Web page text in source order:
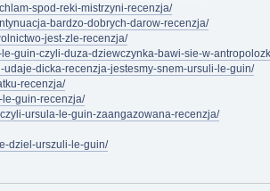
spod-reki-mistrzyni-recenzja/
bardzo-dobrych-darow-recenzja/
jest-zle-recenzja/
guin-czyli-duza-dziewczynka-bawi-sie-w-
dicka-recenzja-jestesmy-snem-ursuli-le-guin/
recenzja/
le-guin-recenzja/
ursula-le-guin-zaangazowana-recenzja/
dziel-urszuli-le-guin/